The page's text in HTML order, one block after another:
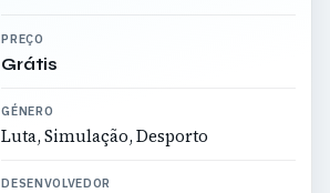
PREÇO
Grátis
GÉNERO
Luta, Simulação, Desporto
DESENVOLVEDOR